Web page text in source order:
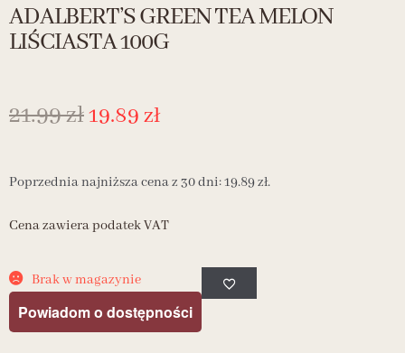
ADALBERT’S GREEN TEA MELON
LIŚCIASTA 100G
21.99zł19.89zł
Poprzednia najniższa cena z 30 dni:19.89zł.
Cena zawiera podatek VAT
Brak w magazynie
Powiadom o dostępności